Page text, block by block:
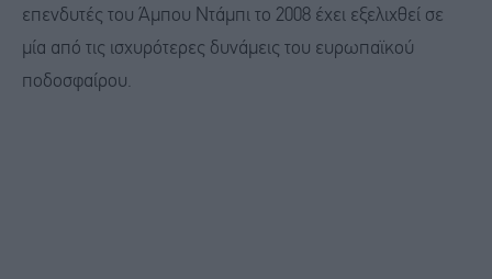
επενδυτές του Άμπου Ντάμπι το 2008 έχει εξελιχθεί σε
μία από τις ισχυρότερες δυνάμεις του ευρωπαϊκού
ποδοσφαίρου.